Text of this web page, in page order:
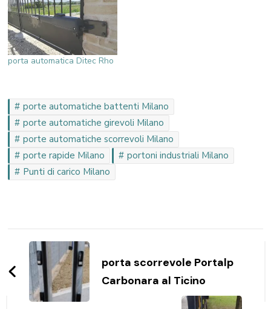
porta automatica Ditec Rho
porte automatiche battenti Milano
porte automatiche girevoli Milano
porte automatiche scorrevoli Milano
porte rapide Milano
portoni industriali Milano
Punti di carico Milano
Navigazione
articoli
porta scorrevole Portalp
Carbonara al Ticino